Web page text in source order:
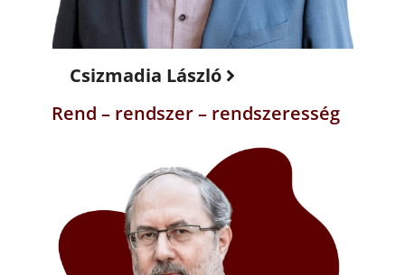
Csizmadia László
Rend – rendszer – rendszeresség